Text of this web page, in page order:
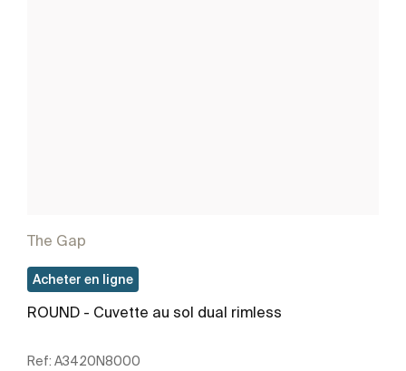
The Gap
Acheter en ligne
ROUND - Cuvette au sol dual rimless
Ref: A3420N8000